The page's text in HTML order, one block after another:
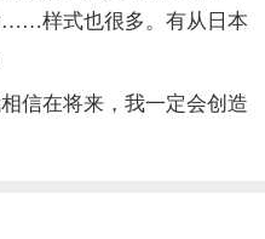
……样式也很多。有从日本
信在将来，我一定会创造